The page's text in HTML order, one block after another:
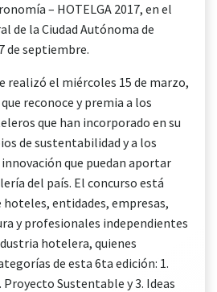
– HOTELGA 2017, en el
de la Ciudad Autónoma de
de septiembre.
realizó el miércoles 15 de marzo,
reconoce y premia a los
que han incorporado en su
de sustentabilidad y a los
que puedan aportar
del país. El concurso está
entidades, empresas,
y profesionales independientes
hotelera, quienes
de esta 6ta edición: 1.
Sustentable y 3. Ideas